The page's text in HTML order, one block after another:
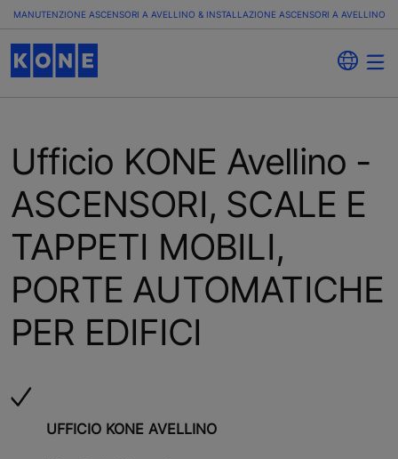
MANUTENZIONE ASCENSORI A AVELLINO & INSTALLAZIONE ASCENSORI A AVELLINO
Ufficio KONE Avellino -
ASCENSORI, SCALE E
TAPPETI MOBILI,
PORTE AUTOMATICHE
PER EDIFICI
UFFICIO KONE AVELLINO